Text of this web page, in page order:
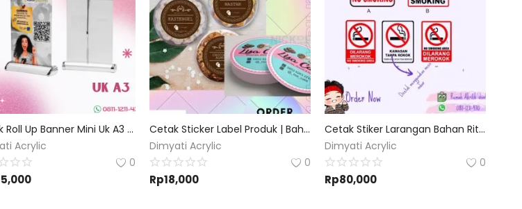
Cetak Roll Up Banner Mini Uk A3 | Custom Desain
Acrylic
0
Cetak Sticker Label Produk | Bahan Vinyl uk.A3 | Bebas Custom |
Dimyati Acrylic
0
Rp18,000
Cetak Stiker Larangan Bahan Ritra vynil | Custom Desain dan Ukuran
Dimyati Acrylic
0
Rp80,000